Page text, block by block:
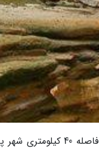
این غار در شمال روستای